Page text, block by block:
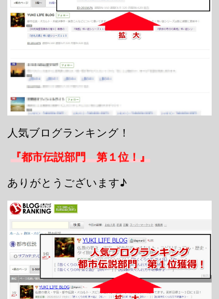
人気ブログランキング！
『都市伝説部門 第１位！』
ありがとうございます♪